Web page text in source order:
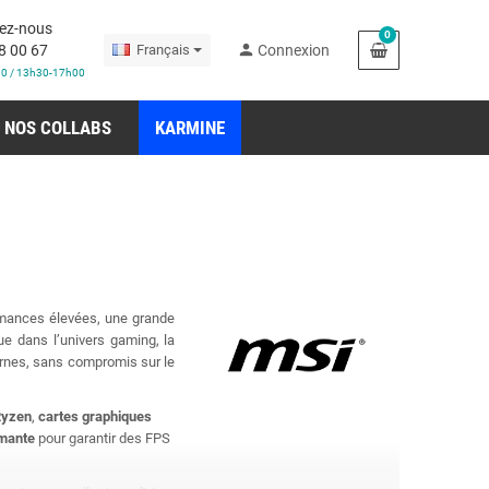
nous
00 67
/ 13h30-17h00
Français person Connexion
0
NOS COLLABS KARMINE
élevées, une grande
dans l’univers gaming, la
sans compromis sur le
, cartes graphiques
pour garantir des FPS